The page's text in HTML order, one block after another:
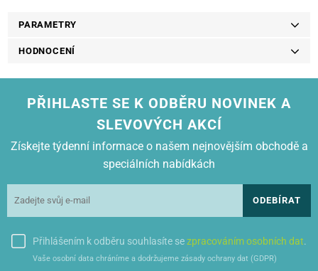
PARAMETRY
HODNOCENÍ
PŘIHLASTE SE K ODBĚRU NOVINEK A
SLEVOVÝCH AKCÍ
Získejte týdenní informace o našem nejnovějším obchodě a
speciálních nabídkách
ODEBÍRAT
Přihlášením k odběru souhlasíte sezpracováním osobních dat.
Vaše osobní data chráníme a dodržujeme zásady ochrany dat (GDPR)